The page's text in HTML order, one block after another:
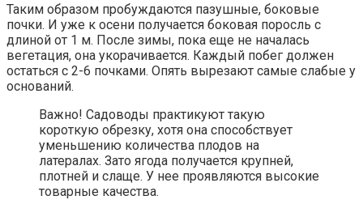
Таким образом пробуждаются пазушные, боковые
почки. И уже к осени получается боковая поросль с
длиной от 1 м. После зимы, пока еще не началась
вегетация, она укорачивается. Каждый побег должен
остаться с 2-6 почками. Опять вырезают самые слабые у
оснований.
Важно! Садоводы практикуют такую
короткую обрезку, хотя она способствует
уменьшению количества плодов на
латералах. Зато ягода получается крупней,
плотней и слаще. У нее проявляются высокие
товарные качества.